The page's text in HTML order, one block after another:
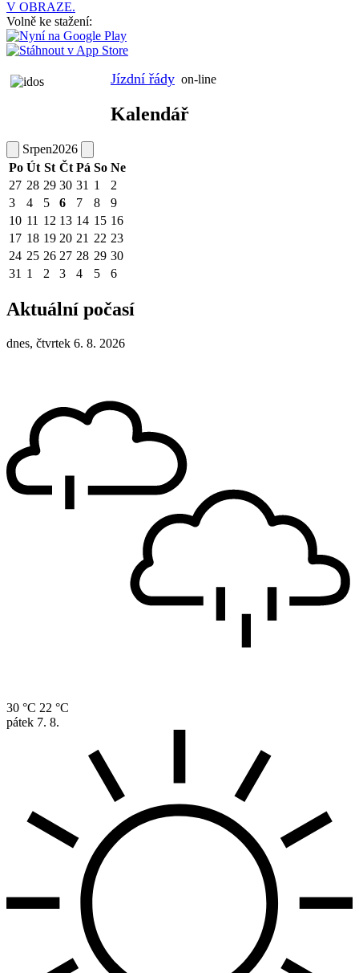
V OBRAZE.
Volně ke stažení:
Jízdní řády on-line
Kalendář
Srpen2026
Po Út St Čt Pá So Ne
27 28 29 30 31 1
2
3
4 5 6 7 8
9
10 11 12 13 14 15 16
17 18 19 20 21 22 23
24 25 26 27 28 29 30
31 1 2 3 4 5 6
Aktuální počasí
dnes, čtvrtek 6. 8. 2026
30 °C 22 °C
pátek 7. 8.